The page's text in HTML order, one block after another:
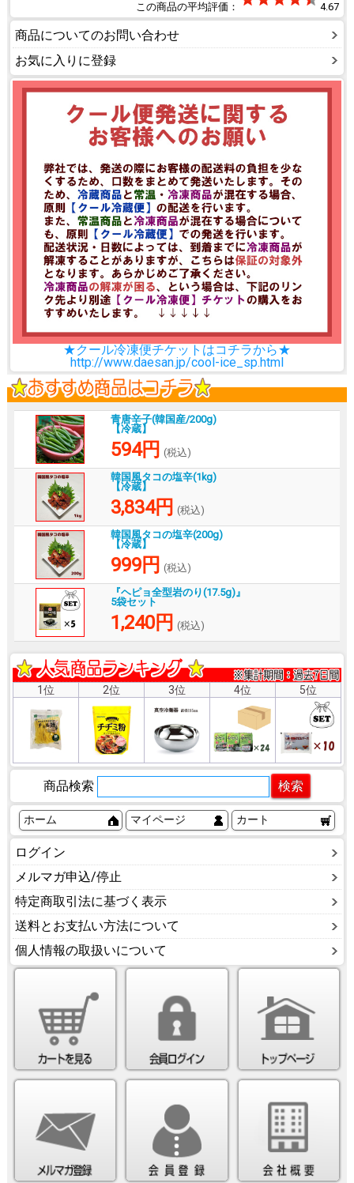
この商品の平均評価： 4.67
商品についてのお問い合わせ
お気に入りに登録
★クール冷凍便チケットはコチラから★
http://www.daesan.jp/cool-ice_sp.html
青唐辛子(韓国産/200g)
【冷蔵】
594円 (税込)
韓国風タコの塩辛(1kg)
【冷蔵】
3,834円 (税込)
韓国風タコの塩辛(200g)
【冷蔵】
999円 (税込)
『ヘピョ全型岩のり(17.5g)』
5袋セット
1,240円 (税込)
1位 2位 3位 4位 5位
商品検索
ホーム マイページ カート
ログイン
メルマガ申込/停止
特定商取引法に基づく表示
送料とお支払い方法について
個人情報の取扱いについて